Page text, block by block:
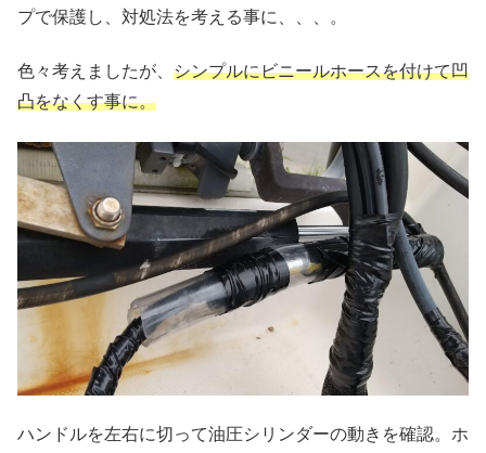
プで保護し、対処法を考える事に、、、。
色々考えましたが、 シンプルにビニールホースを付けて凹
凸をなくす事に。
ハンドルを左右に切って油圧シリンダーの動きを確認。ホ